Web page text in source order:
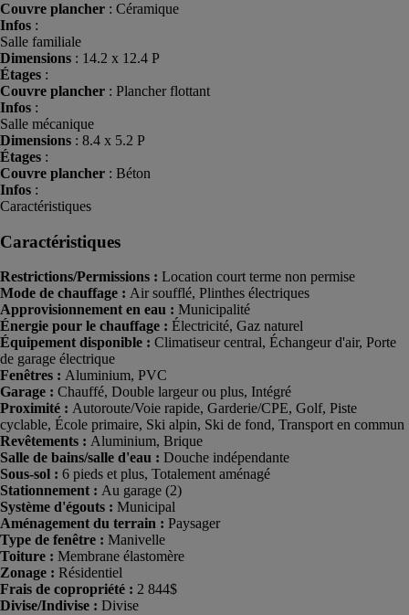
Couvre plancher : Céramique
Infos :
Salle familiale
Dimensions : 14.2 x 12.4 P
Étages :
Couvre plancher : Plancher flottant
Infos :
Salle mécanique
Dimensions : 8.4 x 5.2 P
Étages :
Couvre plancher : Béton
Infos :
Caractéristiques
Caractéristiques
Restrictions/Permissions : Location court terme non permise
Mode de chauffage : Air soufflé, Plinthes électriques
Approvisionnement en eau : Municipalité
Énergie pour le chauffage : Électricité, Gaz naturel
Équipement disponible : Climatiseur central, Échangeur d'air, Porte
de garage électrique
Fenêtres : Aluminium, PVC
Garage : Chauffé, Double largeur ou plus, Intégré
Proximité : Autoroute/Voie rapide, Garderie/CPE, Golf, Piste
cyclable, École primaire, Ski alpin, Ski de fond, Transport en commun
Revêtements : Aluminium, Brique
Salle de bains/salle d'eau : Douche indépendante
Sous-sol : 6 pieds et plus, Totalement aménagé
Stationnement : Au garage (2)
Système d'égouts : Municipal
Aménagement du terrain : Paysager
Type de fenêtre : Manivelle
Toiture : Membrane élastomère
Zonage : Résidentiel
Frais de copropriété : 2 844$
Divise/Indivise : Divise